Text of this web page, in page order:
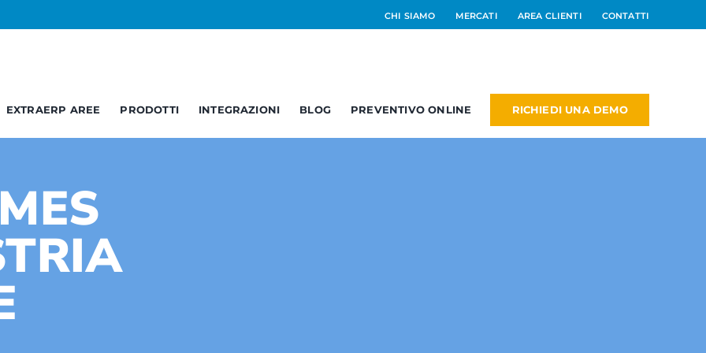
CHI SIAMO MERCATI AREA CLIENTI CONTATTI
EXTRAERP AREE
Documentale
PRODOTTI INTEGRAZIONI BLOG PREVENTIVO ONLINE RICHIEDI UNA DEMO